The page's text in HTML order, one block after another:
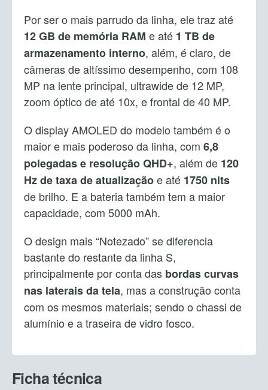
Por ser o mais parrudo da linha, ele traz até
12 GB de memória RAM e até 1 TB de
armazenamento interno, além, é claro, de
câmeras de altíssimo desempenho, com 108
MP na lente principal, ultrawide de 12 MP,
zoom óptico de até 10x, e frontal de 40 MP.
O display AMOLED do modelo também é o
maior e mais poderoso da linha, com 6,8
polegadas e resolução QHD+, além de 120
Hz de taxa de atualizaçãoe até 1750 nits
de brilho. E a bateria também tem a maior
capacidade, com 5000 mAh.
O design mais “Notezado” se diferencia
bastante do restante da linha S,
principalmente por conta das bordas curvas
nas laterais da tela, mas a construção conta
com os mesmos materiais; sendo o chassi de
alumínio e a traseira de vidro fosco.
Ficha técnica